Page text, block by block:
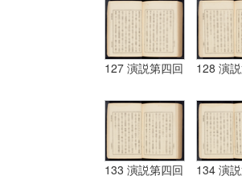
127 演説第四回 128 演
133 演説第四回 134 演